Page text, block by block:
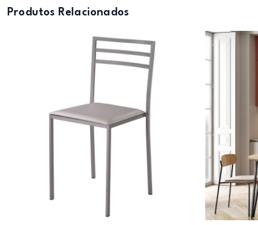
Produtos Relacionados